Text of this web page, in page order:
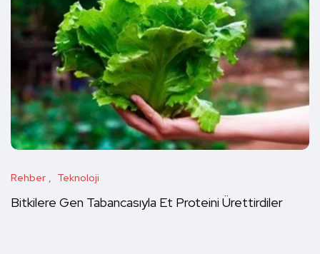
Rehber Teknoloji
Bitkilere Gen Tabancasıyla Et Proteini Ürettirdiler